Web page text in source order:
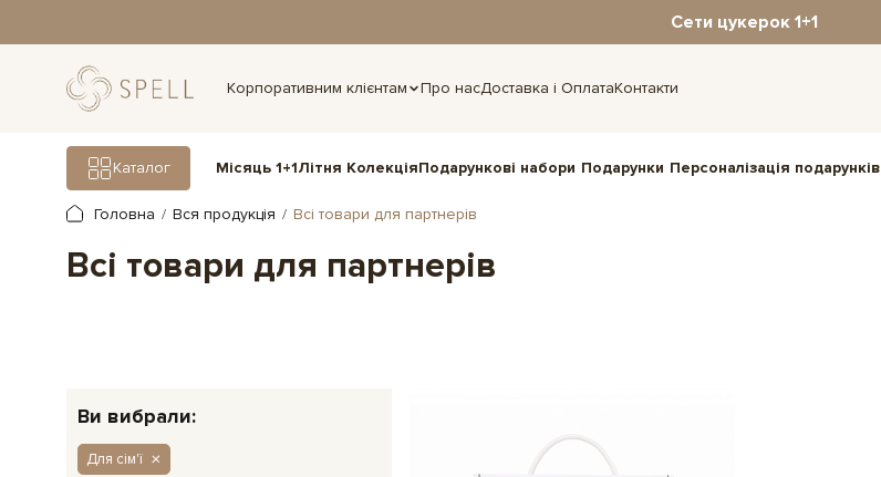
Сети цукерок 1+1
Корпоративним клієнтам Про насДоставка і ОплатаКонтакти
Каталог Місяць 1+1Літня КолекціяПодарункові набори Подарунки Персоналізація подарунків
Головна Вся продукція Всі товари для партнерів
Всі товари для партнерів
Ви вибрали:
Для сім'ї